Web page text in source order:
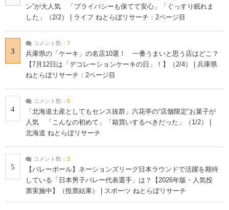
ン”が大人気 「プライバシーも保てて安心」「ぐっすり眠れま
した」（2/2） | ライフ ねとらぼリサーチ：2ページ目
3
コメント数： 7
兵庫県の「ケーキ」の名店10選！ 一番うまいと思う店はどこ？
【7月12日は「デコレーションケーキの日」！】（2/4） | 兵庫県
ねとらぼリサーチ：2ページ目
4
コメント数： 5
「北海道土産としてもセンス抜群」六花亭の“店舗限定”お菓子が
人気 「こんなの初めて」「箱買いするべきだった」（1/2） |
北海道 ねとらぼリサーチ
5
コメント数： 3
【バレーボール】ネーションズリーグ日本ラウンドで活躍を期待
している「日本男子バレー代表選手」は？【2026年版・人気投
票実施中】（投票結果） | スポーツ ねとらぼリサーチ